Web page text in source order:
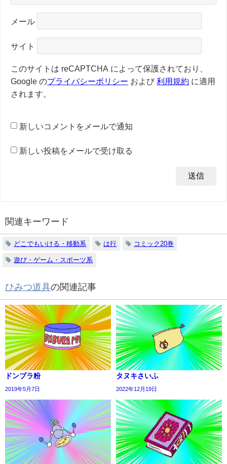
メール
サイト
このサイトは reCAPTCHA によって保護されており、
Google のプライバシーポリシー および 利用規約 に適用
されます。
新しいコメントをメールで通知
新しい投稿をメールで受け取る
関連キーワード
どこでもいける・移動系 は行 コミック20巻
遊び・ゲーム・スポーツ系
ひみつ道具の関連記事
ドンブラ粉
2019年5月7日
タヌキさいふ
2022年12月19日